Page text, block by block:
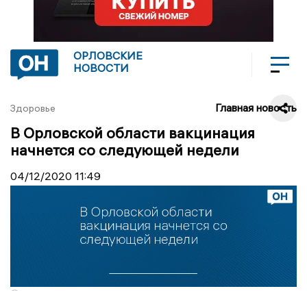
ОРЛОВСКИЕ
НОВОСТИ
Здоровье Главная новость
В Орловской области вакцинация
начнется со следующей недели
04/12/2020 11:49